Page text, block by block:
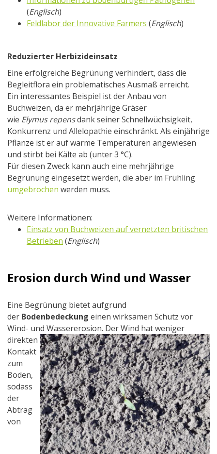
(Englisch)
Feldlabor der Innovative Farmers (Englisch)
Reduzierter Herbizideinsatz
Eine erfolgreiche Begrünung verhindert, dass die
Begleitflora ein problematisches Ausmaß erreicht.
Ein interessantes Beispiel ist der Anbau von
Buchweizen, da er mehrjährige Gräser
wie Elymus repensdank seiner Schnellwüchsigkeit,
Konkurrenz und Allelopathie einschränkt. Als einjährige
Pflanze ist er auf warme Temperaturen angewiesen
und stirbt bei Kälte ab (unter 3 °C).
Für diesen Zweck kann auch eine mehrjährige
Begrünung eingesetzt werden, die aber im Frühling
umgebrochen werden muss.
Weitere Informationen:
Einsatz von Buchweizen auf vernetzten britischen
Betrieben (Englisch)
Erosion durch Wind und Wasser
Eine Begrünung bietet aufgrund
der Bodenbedeckung einen wirksamen Schutz vor
Wind- und Wassererosion. Der Wind hat weniger
direkten
Kontakt
zum
Boden,
sodass
der
Abtrag
von